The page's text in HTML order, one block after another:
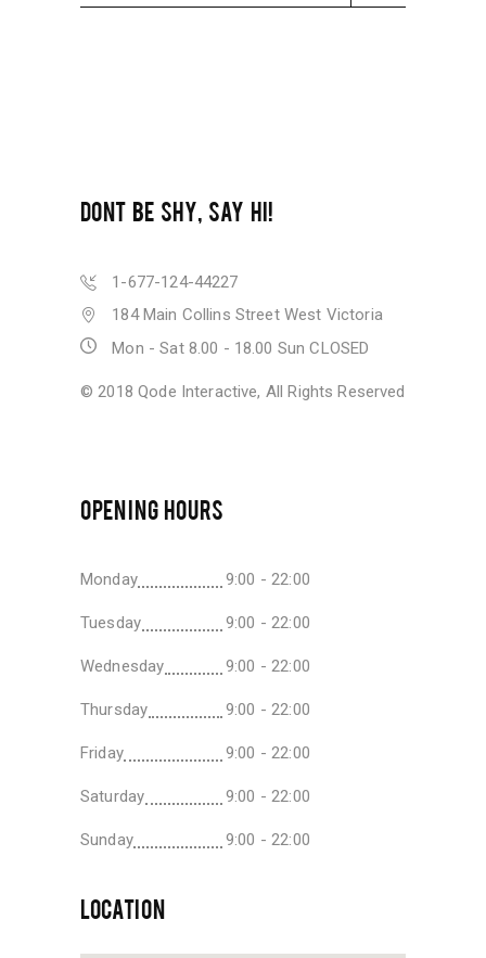
DONT BE SHY, SAY HI!
1-677-124-44227
184 Main Collins Street West Victoria
Mon - Sat 8.00 - 18.00 Sun CLOSED
© 2018Qode Interactive, All Rights Reserved
OPENING HOURS
Monday 9:00 - 22:00
Tuesday 9:00 - 22:00
Wednesday 9:00 - 22:00
Thursday 9:00 - 22:00
Friday 9:00 - 22:00
Saturday 9:00 - 22:00
Sunday 9:00 - 22:00
LOCATION